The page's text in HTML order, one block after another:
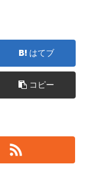
はてブ
コピー